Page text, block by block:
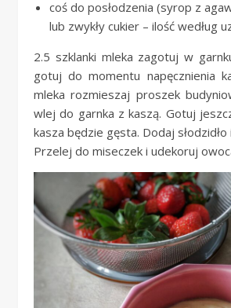
coś do posłodzenia (syrop z
lub zwykły cukier – ilość według
2.5 szklanki mleka zagotuj w
gotuj do momentu napęcznienia
mleka rozmieszaj proszek
wlej do garnka z kaszą. Gotuj
kasza będzie gęsta. Dodaj
Przelej do miseczek i udekoruj